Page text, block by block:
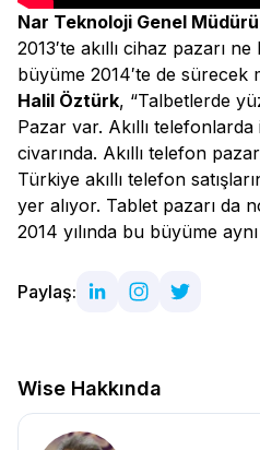
Nar Teknoloji Genel
2013′te akıllı cihaz pazarı
büyüme 2014′te de sürecek
Halil Öztürk, “Talbetlerde
Pazar var. Akıllı
civarında. Akıllı telefon
Türkiye akıllı telefon
yer alıyor. Tablet pazarı da
2014 yılında bu büyüme
Paylaş:
Wise Hakkında